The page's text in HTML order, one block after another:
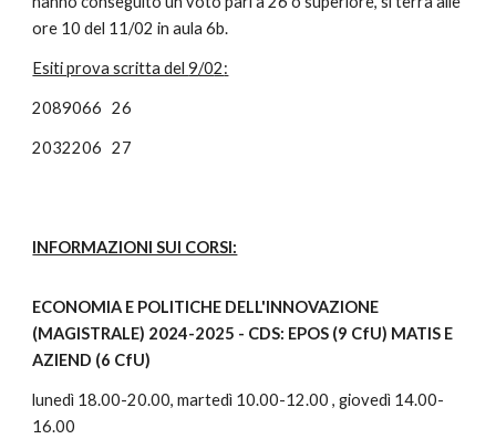
ore 10 del 11/02 in aula 6b.
Esiti prova scritta del9/02:
2089066 26
2032206 27
INFORMAZIONI SUI CORSI:
ECONOMIA E POLITICHE DELL'INNOVAZIONE
(MAGISTRALE) 2024-2025 - CDS: EPOS (9 CfU) MATIS E
AZIEND (6 CfU)
lunedì 18.00-20.00,martedì 10.00-12.00 , giovedì 14.00-
16.00